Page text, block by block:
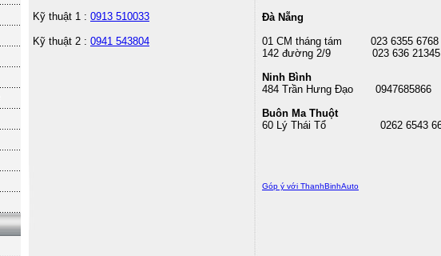
Kỹ thuật 1 : 0913 510033
Kỹ thuật 2 : 0941 543804
Đà Nẵng
01 CM tháng tám 023 6355 6768
142 đường 2/9 023 636 21345
Ninh Bình
484 Trần Hưng Đạo 0947685866
Buôn Ma Thuột
60 Lý Thái Tổ 0262 6543
Góp ý với ThanhBinhAuto